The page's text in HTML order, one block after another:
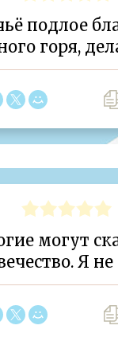
подлое
горя,
могут
Я